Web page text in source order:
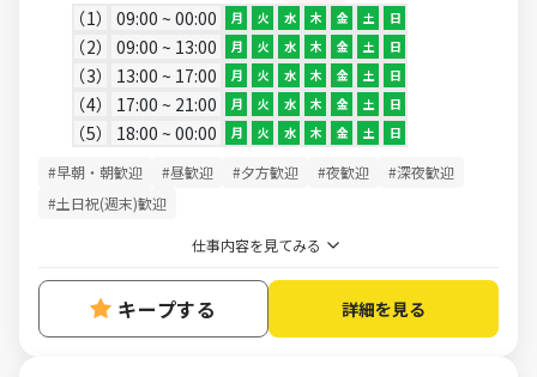
1
09:00 ~ 00:00 月 火 水 木 金 土 日
2 09:00 ~ 13:00 月 火 水 木 金 土 日
3 13:00 ~ 17:00 月 火 水 木 金 土 日
4 17:00 ~ 21:00 月 火 水 木 金 土 日
5 18:00 ~ 00:00 月 火 水 木 金 土 日
#早朝・朝歓迎 #昼歓迎 #夕方歓迎 #夜歓迎
#深夜歓迎
#土日祝(週末)歓迎
仕事内容を見てみる
キープする 詳細を見る